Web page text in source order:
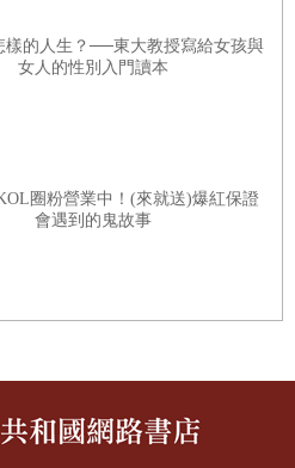
我們因此而與眾不同。人人
成功之後，你回首前塵，想起
運選手都必須接受畢生訓
位期望掌握某項複雜技能的人。
有人都必須付出時間練習，因
或彈鋼琴。學習是需要過程
步在意識層面確定這項目標值
。讓黃金從砂礫堆中脫穎而出
的內容悉數派上用場的能力。
樣的人生？──東大教授寫給女孩與
女人的性別入門讀本
圈粉營業中！(來就送)爆紅保證
會遇到的鬼故事